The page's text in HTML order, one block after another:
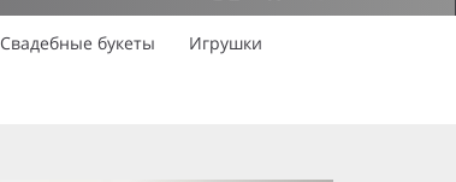
Свадебные букеты Игрушки